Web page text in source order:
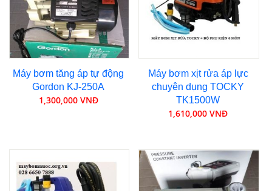
Máy bơm tăng áp tự động
Gordon KJ-250A
1,300,000 VNĐ
Máy bơm xịt rửa áp lực
chuyên dụng TOCKY
TK1500W
1,610,000 VNĐ